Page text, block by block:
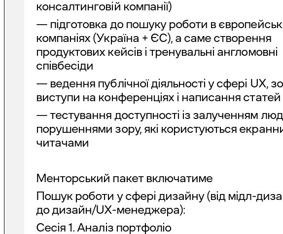
консалтинговій компанії)
— підготовка до пошуку роботи в
компаніях (Україна + ЄС), а саме створення
продуктових кейсів і тренувальні англомовні
співбесіди
— ведення публічної діяльності у сфері UX,
виступи на конференціях і написання статей
— тестування доступності із залученням
порушеннями зору, які користуються
читачами
Менторський пакет включатиме
Пошук роботи у сфері дизайну (від мідл-
до дизайн/UX-менеджера):
Сесія 1. Аналіз портфоліо